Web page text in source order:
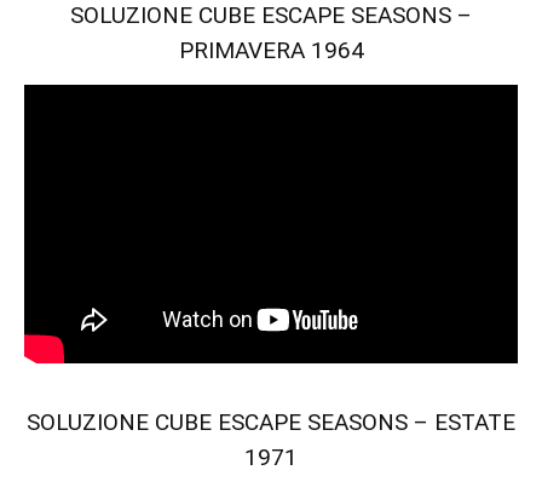
SOLUZIONE CUBE ESCAPE SEASONS –
PRIMAVERA 1964
SOLUZIONE CUBE ESCAPE SEASONS – ESTATE
1971